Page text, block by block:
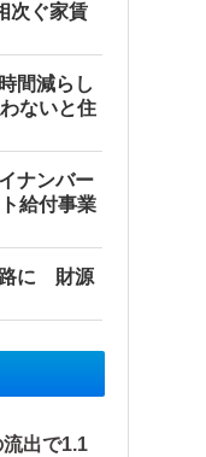
次ぐ家賃
間減らし
ないと住
ナンバー
給付事業
路に 財源
出で1.1